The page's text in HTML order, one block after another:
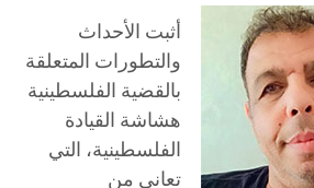
أثبت الأحداث
والتطورات المتعلقة
بالقضية الفلسطينية
هشاشة القيادة
الفلسطينية، التي
تعاني من